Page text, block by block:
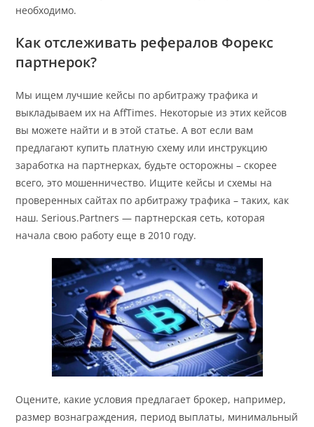
необходимо.
Как отслеживать рефералов Форекс
партнерок?
Мы ищем лучшие кейсы по арбитражу трафика и
выкладываем их на AffTimes. Некоторые из этих кейсов
вы можете найти и в этой статье. А вот если вам
предлагают купить платную схему или инструкцию
заработка на партнерках, будьте осторожны – скорее
всего, это мошенничество. Ищите кейсы и схемы на
проверенных сайтах по арбитражу трафика – таких, как
наш. Serious.Partners — партнерская сеть, которая
начала свою работу еще в 2010 году.
Оцените, какие условия предлагает брокер, например,
размер вознаграждения, период выплаты, минимальный